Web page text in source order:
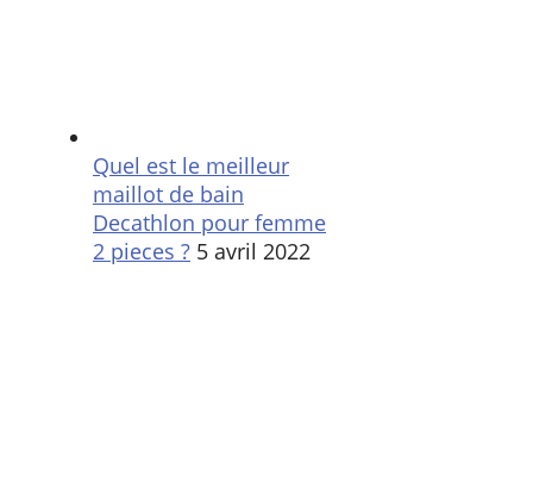
Quel est le meilleur
maillot de bain
Decathlon pour femme
2 pieces ? 5 avril 2022